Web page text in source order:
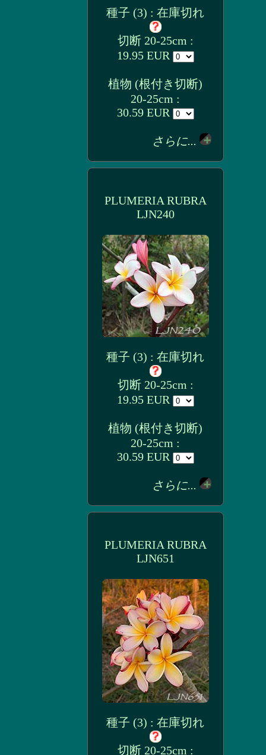
種子 (3) : 在庫切れ
切断 20-25cm :
19.95 EUR
植物 (根付き切断)
20-25cm :
30.59 EUR
さらに...
PLUMERIA RUBRA
LJN240
種子 (3) : 在庫切れ
切断 20-25cm :
19.95 EUR
植物 (根付き切断)
20-25cm :
30.59 EUR
さらに...
PLUMERIA RUBRA
LJN651
種子 (3) : 在庫切れ
切断 20-25cm :